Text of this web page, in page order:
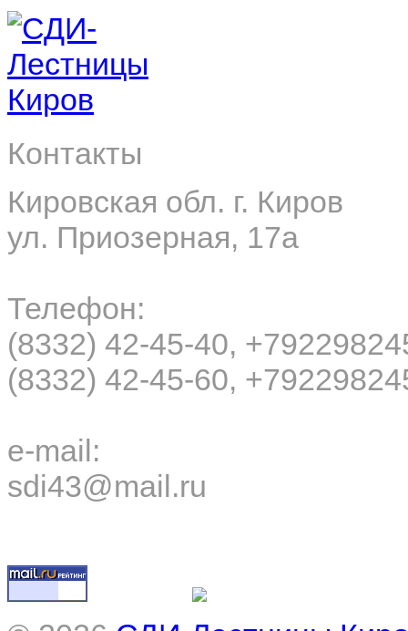
Контакты
Кировская обл. г. Киров
ул. Приозерная, 17а
Телефон:
(8332) 42-45-40,
(8332) 42-45-60,
e-mail:
sdi43@mail.ru